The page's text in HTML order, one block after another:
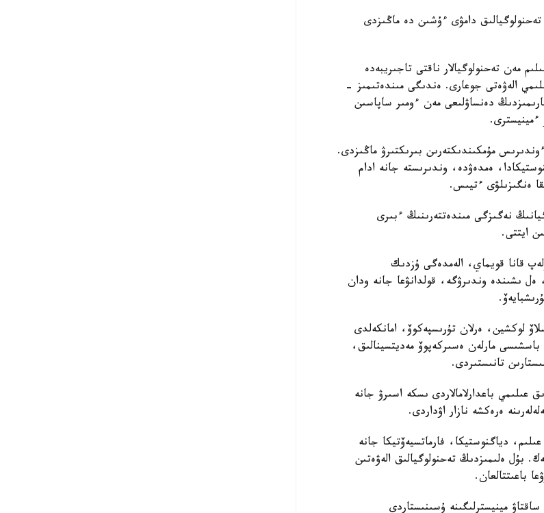
تەحنولوگيالىق دامۋى ءۇشىن دە ماڭىزدى
مەن تەحنولوگيالار ناقتى تاجىريبەدە
الەۋەتى جوعارى. ەندىگى مىندەتىمىز -
دەنساۋلىعى مەن ءومىر ساپاسىن
مۇمكىندىكتەرىن بىرىكتىرۋ ماڭىزدى.
ەمدەۋدە، وندىرىستە جانە ادام
ەنگىزىلۋى ءتيىس.
نەگىزگى مىندەتتەرىنىڭ ءبىرى
ايتتى.
قانا قويماي، الەمدەگى ۇزدىك
ىشىندە وندىرۋگە، قولدانۋعا جانە ودان
لوكشين، ەرلان تۇرىسپەكوۆ، امانكەلدى
باسشىسى مارلەن ەسىركەپوۆ مەديتسينالىق،
تانىستىردى.
عىلىمي باعدارلامالاردى ىسكە اسىرۋ جانە
ەرەكشە نازار اۋداردى.
دياگنوستيكا، فارماتسيەۆتيكا جانە
بۇل ەلىمىزدىڭ تەحنولوگيالىق الەۋەتىن
باعىتتالعان.
مينيسترلىگىنە ۇسىنىستاردى